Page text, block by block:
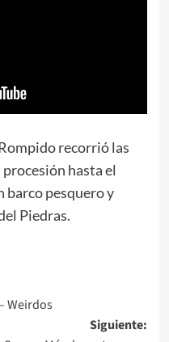
recorrió las
hasta el
barco pesquero y
Piedras.
Weirdos
Siguiente: